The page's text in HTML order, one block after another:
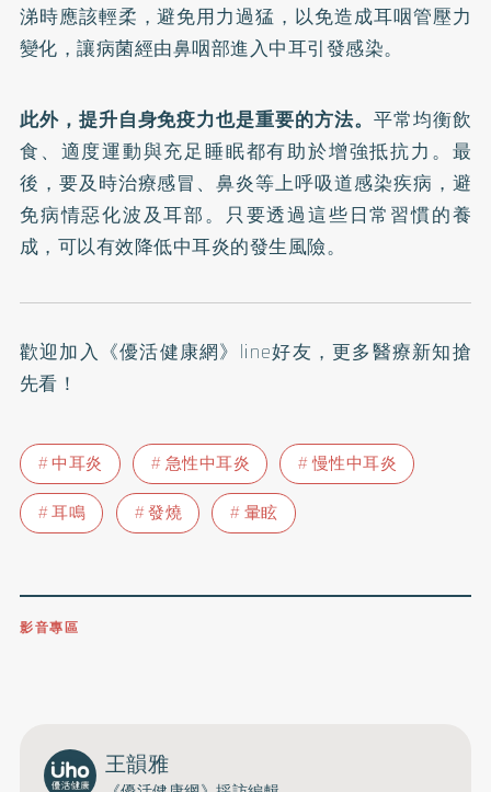
涕時應該輕柔，避免用力過猛，以免造成耳咽管壓力
變化，讓病菌經由鼻咽部進入中耳引發感染。
此外，提升自身免疫力也是重要的方法。 平常均衡飲
食、適度運動與充足睡眠都有助於增強抵抗力。最
後，要及時治療感冒、鼻炎等上呼吸道感染疾病，避
免病情惡化波及耳部。只要透過這些日常習慣的養
成，可以有效降低中耳炎的發生風險。
歡迎加入 《優活健康網》line好友 ，更多醫療新知搶
先看！
中耳炎 急性中耳炎
慢性中耳炎
耳鳴
發燒 暈眩
影音專區
王韻雅